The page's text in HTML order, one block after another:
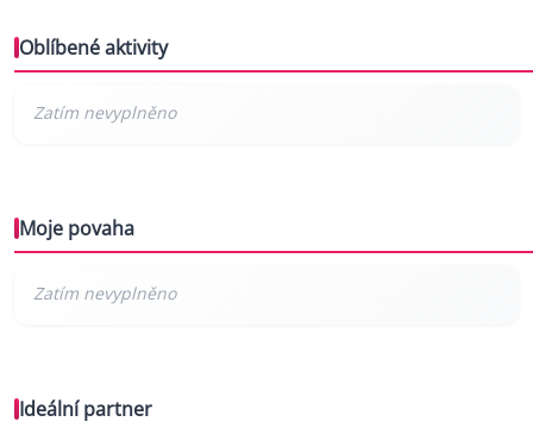
Oblíbené aktivity
Moje povaha
Ideální partner